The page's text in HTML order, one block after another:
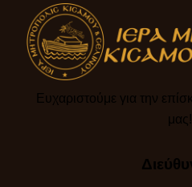
Ευχαριστούμε για την
μας!​